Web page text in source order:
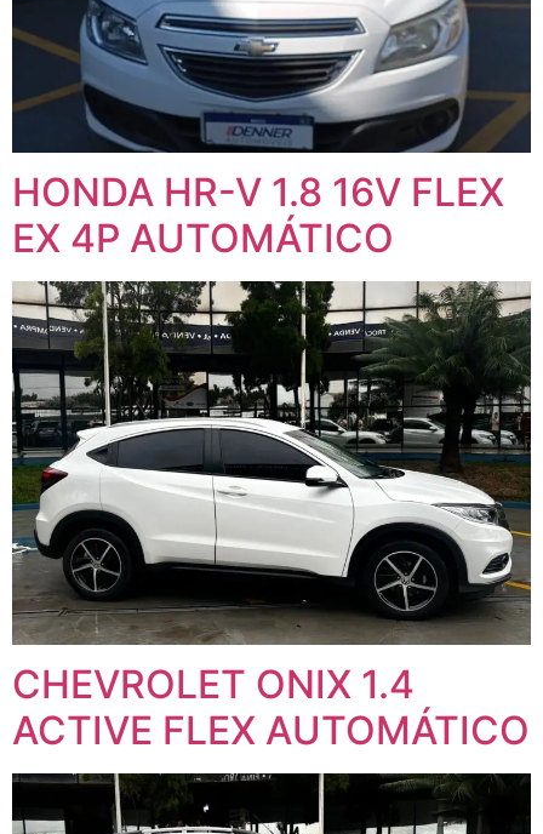
HONDA HR-V 1.8 16V FLEX
EX 4P AUTOMÁTICO
CHEVROLET ONIX 1.4
ACTIVE FLEX AUTOMÁTICO